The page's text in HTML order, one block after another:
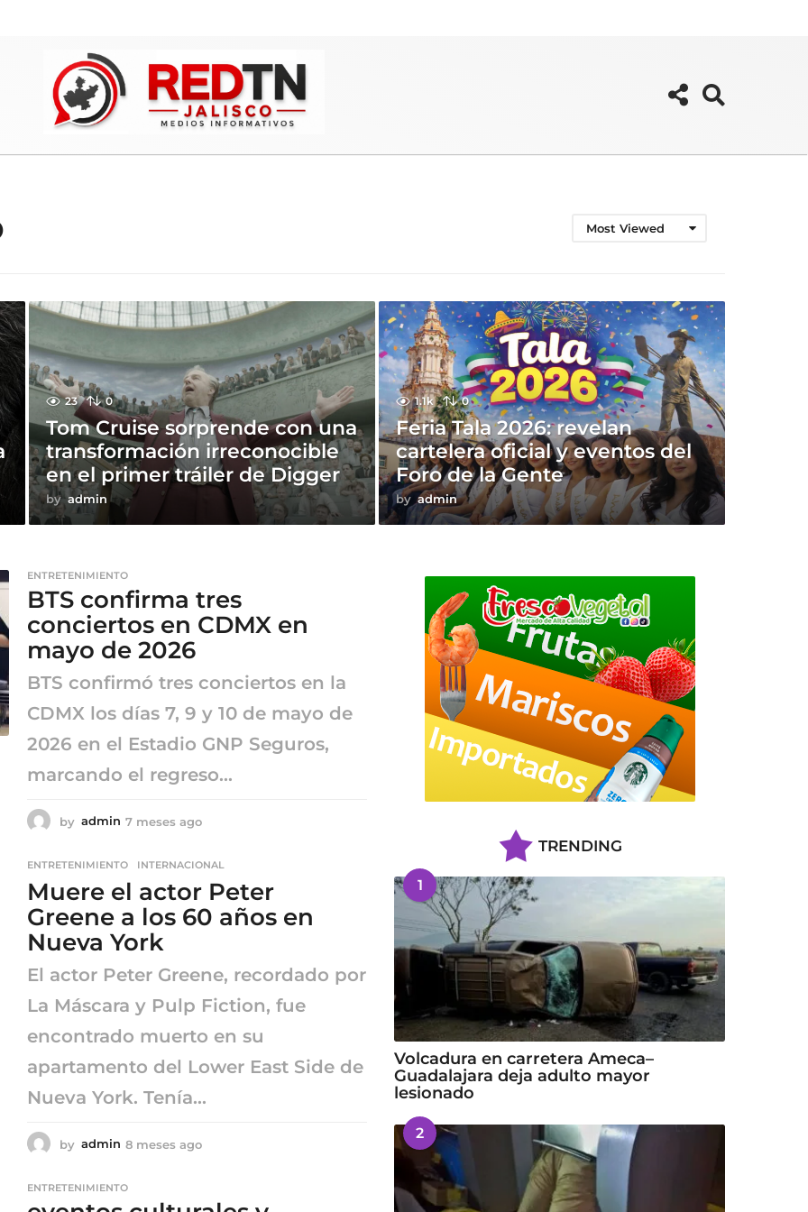
Most Viewed
23 0
Tom Cruise sorprende con una
transformación irreconocible
en el primer tráiler de Digger
by admin
1.1k 0
Feria Tala 2026: revelan
cartelera oficial y eventos del
Foro de la Gente
by admin
ENTRETENIMIENTO
BTS confirma tres
conciertos en CDMX en
mayo de 2026
BTS confirmó tres conciertos en la
CDMX los días 7, 9 y 10 de mayo de
2026 en el Estadio GNP Seguros,
marcando el regreso...
by admin 7 meses ago
s
s
a
ENTRETENIMIENTO ,INTERNACIONAL
Muere el actor Peter
Greene a los 60 años en
Nueva York
El actor Peter Greene, recordado por
La Máscara y Pulp Fiction, fue
encontrado muerto en su
apartamento del Lower East Side de
Nueva York. Tenía...
by admin 8 meses ago
ENTRETENIMIENTO
TRENDING
1
Volcadura en carretera Ameca–
Guadalajara deja adulto mayor
lesionado
2